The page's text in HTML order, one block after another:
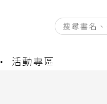
活動專區